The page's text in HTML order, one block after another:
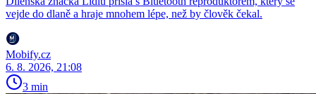
vejde do dlaně a hraje mnohem lépe, než by člověk čekal.
Mobify.cz
6. 8. 2026, 21:08
3 min